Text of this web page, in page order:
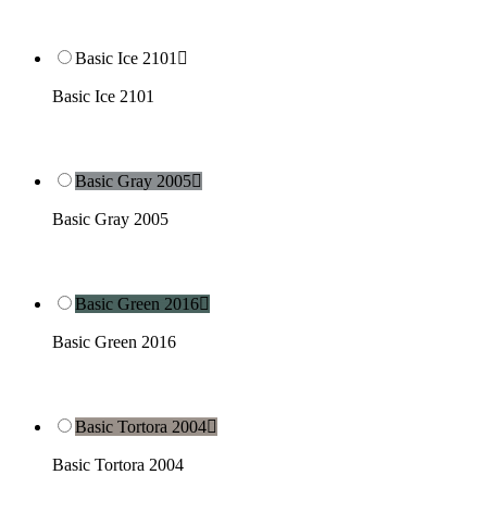
Basic Ice 2101 
Basic Ice 2101
Basic Gray 2005
Basic Gray 2005
Basic Green 2016
Basic Green 2016
Basic Tortora 2004
Basic Tortora 2004